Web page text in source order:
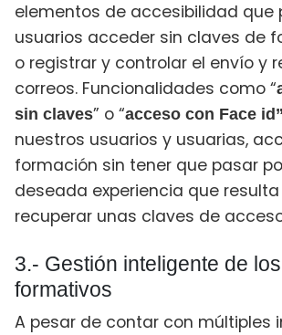
elementos de accesibilidad que
usuarios acceder sin claves de
o registrar y controlar el envío y
correos. Funcionalidades como “
sin claves” o “acceso con Face id”
nuestros usuarios y usuarias,
formación sin tener que pasar
deseada experiencia que
recuperar unas claves de
3.- Gestión inteligente de
formativos
A pesar de contar con múltiples